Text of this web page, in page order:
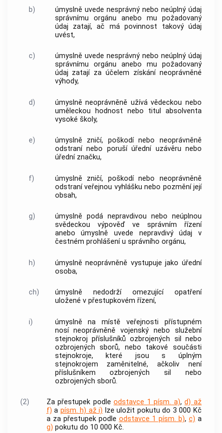
b)
úmyslně uvede nesprávný nebo neúplný údaj
správnímu orgánu anebo mu požadovaný
údaj zatají, ač má povinnost takový údaj
uvést,
c)
úmyslně uvede nesprávný nebo neúplný údaj
správnímu orgánu anebo mu požadovaný
údaj zatají za účelem získání neoprávněné
výhody,
d)
úmyslně neoprávněně užívá vědeckou nebo
uměleckou hodnost nebo titul absolventa
vysoké školy,
e)
úmyslně zničí, poškodí nebo neoprávněně
odstraní nebo poruší úřední uzávěru nebo
úřední značku,
f)
úmyslně zničí, poškodí nebo neoprávněně
odstraní veřejnou vyhlášku nebo pozmění její
obsah,
g)
úmyslně podá nepravdivou nebo neúplnou
svědeckou výpověď ve správním řízení
anebo úmyslně uvede nepravdivý údaj v
čestném prohlášení u správního orgánu,
h)
úmyslně neoprávněně vystupuje jako úřední
osoba,
ch)
úmyslně nedodrží omezující opatření
uložené v přestupkovém řízení,
i)
úmyslně na místě veřejnosti přístupném
nosí neoprávněně vojenský nebo služební
stejnokroj příslušníků ozbrojených sil nebo
ozbrojených sborů, nebo takové součásti
stejnokroje, které jsou s úplným
stejnokrojem zaměnitelné, ačkoliv není
příslušníkem ozbrojených sil nebo
ozbrojených sborů.
(2) Zapřestupek podleodstavce 1 písm. a),d) až
f) a písm. h) až i) lze uložit pokutu do 3 000 Kč
a za přestupekpodle odstavce 1 písm. b), c) a
g) pokutu do 10 000 Kč.